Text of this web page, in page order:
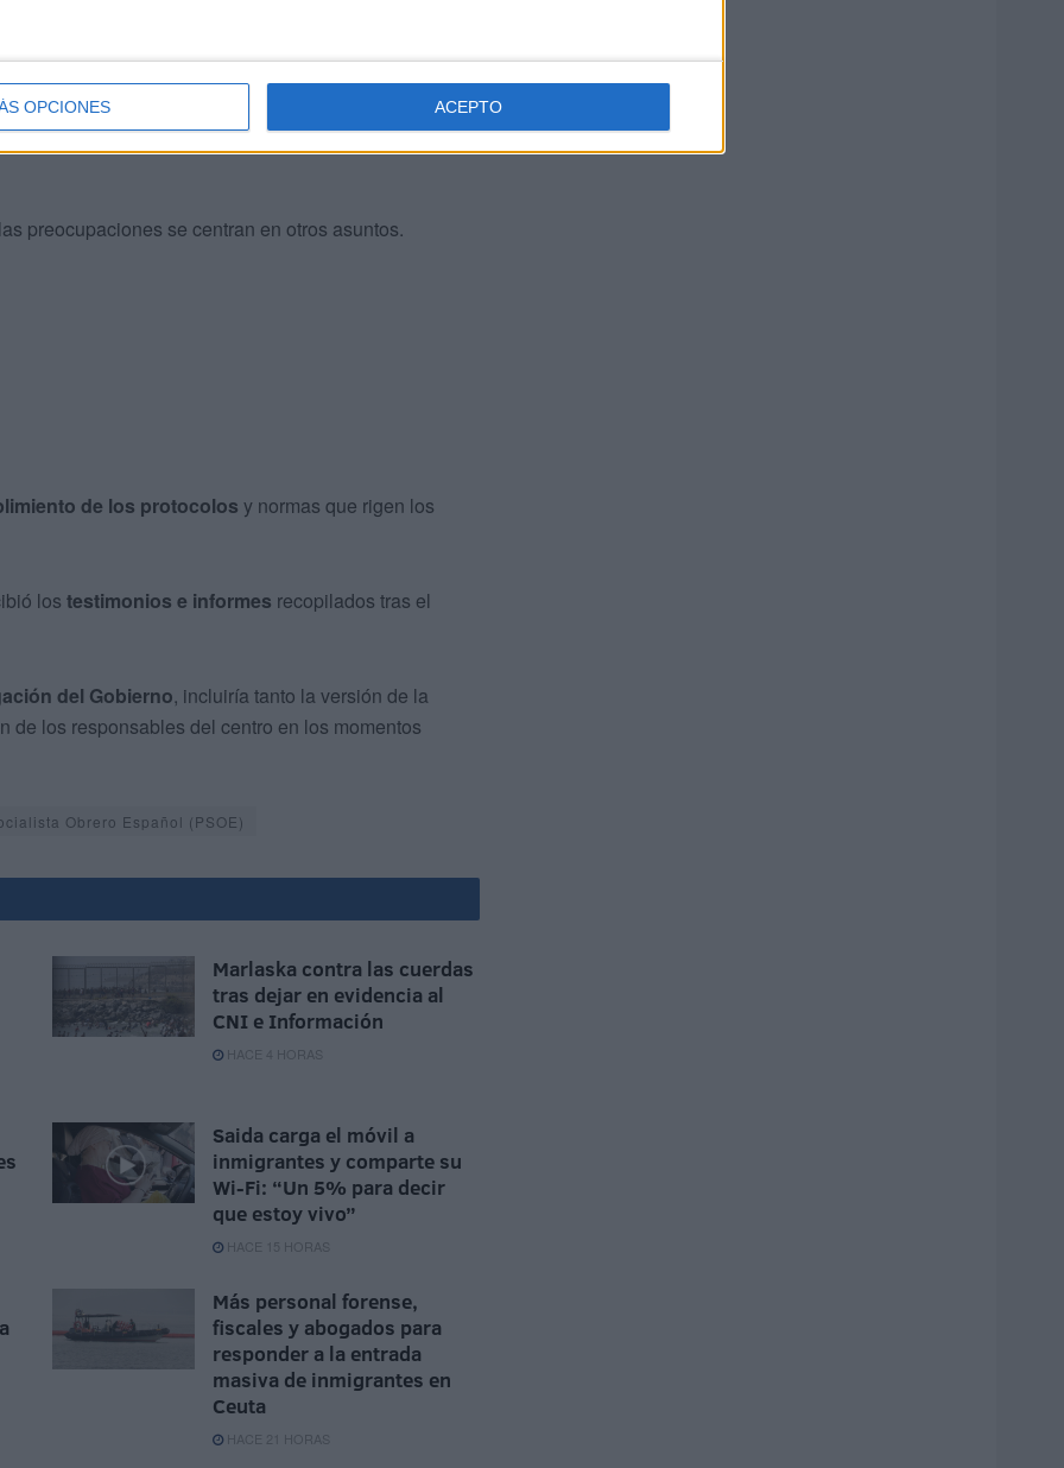
OPCIONES ACEPTO
antes porque no lo aprobamos,
no estamos
, esto es evidente y estamos esperando que el
preocupaciones se centran en otros asuntos.
de los protocolos y normas que rigen los
los testimonios e informes recopilados tras el
del Gobierno, incluiría tanto la versión de la
de los responsables del centro en los momentos
Obrero Español (PSOE)
Marlaska contra las cuerdas
tras dejar en evidencia al
CNI e Información
HACE 4 HORAS
Saida carga el móvil a
inmigrantes y comparte su
Wi-Fi: “Un 5% para decir
que estoy vivo”
HACE 15 HORAS
Más personal forense,
fiscales y abogados para
responder a la entrada
masiva de inmigrantes en
Ceuta
HACE 21 HORAS